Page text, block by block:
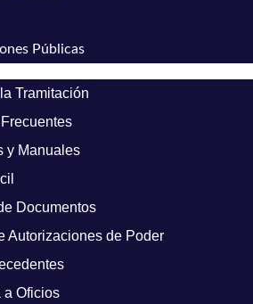
Públicas
Tramitación
y Manuales
Documentos
Autorizaciones de Poder
a Oficios